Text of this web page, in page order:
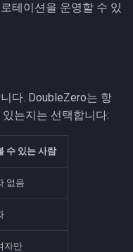
테이션을 운영할 수 있
다. DoubleZero는 항
는지는 선택합니다:
수 있는 사람
없음
자만